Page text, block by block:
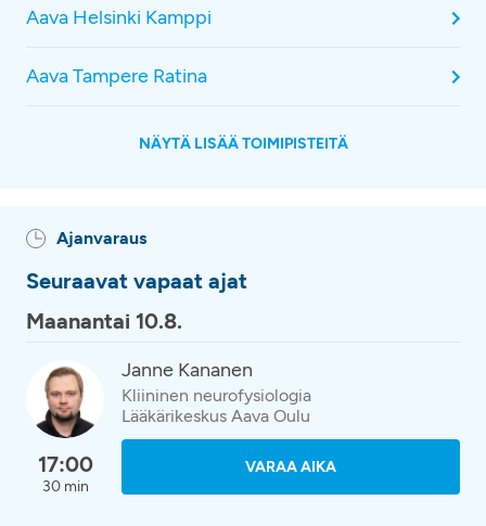
Aava Helsinki Kamppi
Aava Tampere Ratina
NÄYTÄ LISÄÄ TOIMIPISTEITÄ
Ajanvaraus
Seuraavat vapaat ajat
Maanantai 10.8.
17:00
30 min
Janne Kananen
Kliininen neurofysiologia
Lääkärikeskus Aava Oulu
VARAA AIKA